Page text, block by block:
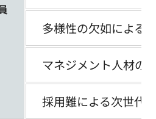
多様性の欠如による
マネジメント人材の
採用難による次世代